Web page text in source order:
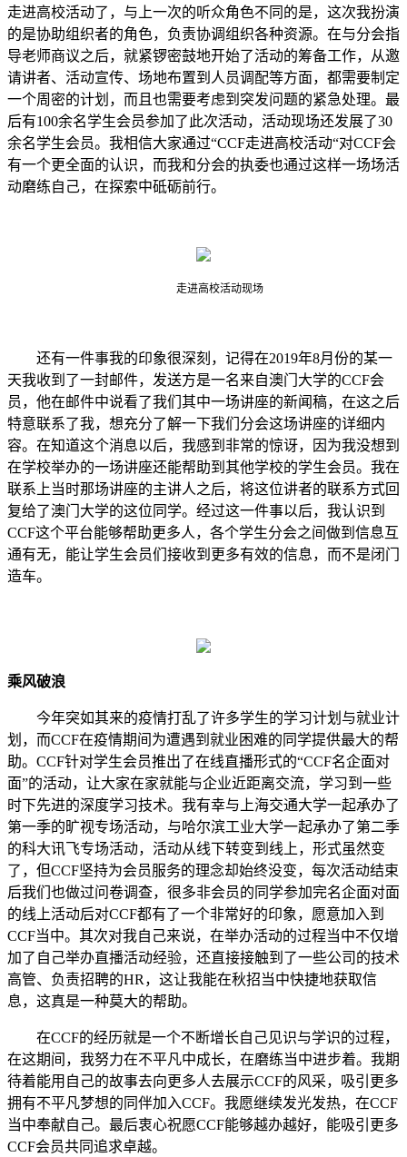
走进高校活动了，与上一次的听众角色不同的是，这次我扮演
的是协助组织者的角色，负责协调组织各种资源。在与分会指
导老师商议之后，就紧锣密鼓地开始了活动的筹备工作，从邀
请讲者、活动宣传、场地布置到人员调配等方面，都需要制定
一个周密的计划，而且也需要考虑到突发问题的紧急处理。最
后有100余名学生会员参加了此次活动，活动现场还发展了30
余名学生会员。我相信大家通过“CCF走进高校活动“对CCF会
有一个更全面的认识，而我和分会的执委也通过这样一场场活
动磨练自己，在探索中砥砺前行。
走进高校活动现场
还有一件事我的印象很深刻，记得在2019年8月份的某一
天我收到了一封邮件，发送方是一名来自澳门大学的CCF会
员，他在邮件中说看了我们其中一场讲座的新闻稿，在这之后
特意联系了我，想充分了解一下我们分会这场讲座的详细内
容。在知道这个消息以后，我感到非常的惊讶，因为我没想到
在学校举办的一场讲座还能帮助到其他学校的学生会员。我在
联系上当时那场讲座的主讲人之后，将这位讲者的联系方式回
复给了澳门大学的这位同学。经过这一件事以后，我认识到
CCF这个平台能够帮助更多人，各个学生分会之间做到信息互
通有无，能让学生会员们接收到更多有效的信息，而不是闭门
造车。
乘风破浪
今年突如其来的疫情打乱了许多学生的学习计划与就业计
划，而CCF在疫情期间为遭遇到就业困难的同学提供最大的帮
助。 CCF针对学生会员推出了在线直播形式的“CCF名企面对
面”的活动，让大家在家就能与企业近距离交流，学习到一些
时下先进的深度学习技术。我有幸与上海交通大学一起承办了
第一季的旷视专场活动，与哈尔滨工业大学一起承办了第二季
的科大讯飞专场活动，活动从线下转变到线上，形式虽然变
了，但CCF坚持为会员服务的理念却始终没变，每次活动结束
后我们也做过问卷调查，很多非会员的同学参加完名企面对面
的线上活动后对CCF都有了一个非常好的印象，愿意加入到
CCF当中。其次对我自己来说，在举办活动的过程当中不仅增
加了自己举办直播活动经验，还直接接触到了一些公司的技术
高管、负责招聘的HR ，这让我能在秋招当中快捷地获取信
息，这真是一种莫大的帮助。
在CCF的经历就是一个不断增长自己见识与学识的过程，
在这期间，我努力在不平凡中成长，在磨练当中进步着。我期
待着能用自己的故事去向更多人去展示CCF的风采，吸引更多
拥有不平凡梦想的同伴加入CCF。我愿继续发光发热，在CCF
当中奉献自己。最后衷心祝愿CCF能够越办越好，能吸引更多
CCF会员共同追求卓越。